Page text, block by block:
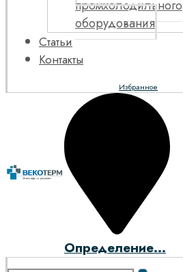
промхолодильного
оборудования
Статьи
Контакты
Избранное
Определение...